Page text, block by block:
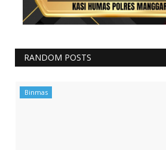
RANDOM POSTS
Binmas